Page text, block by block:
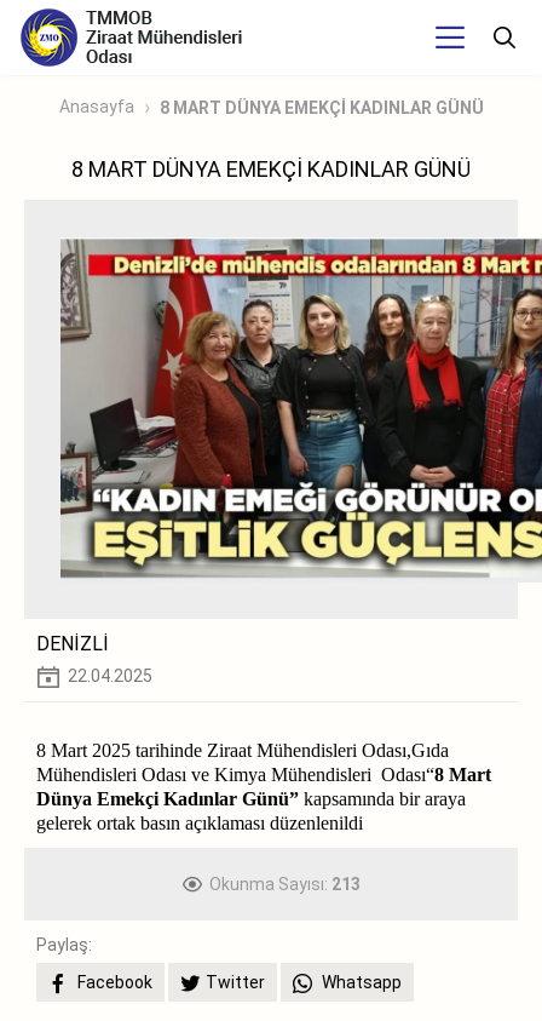
Anasayfa 8 MART DÜNYA EMEKÇİ KADINLAR GÜNÜ
8 MART DÜNYA EMEKÇİ KADINLAR GÜNÜ
DENİZLİ
22.04.2025
8 Mart 2025 tarihinde Ziraat Mühendisleri Odası,Gıda
Mühendisleri Odası ve Kimya Mühendisleri Odası“8 Mart
Dünya Emekçi Kadınlar Günü” kapsamında bir araya
gelerek ortak basın açıklaması düzenlenildi
Okunma Sayısı: 213
Paylaş:
Facebook
Twitter Whatsapp